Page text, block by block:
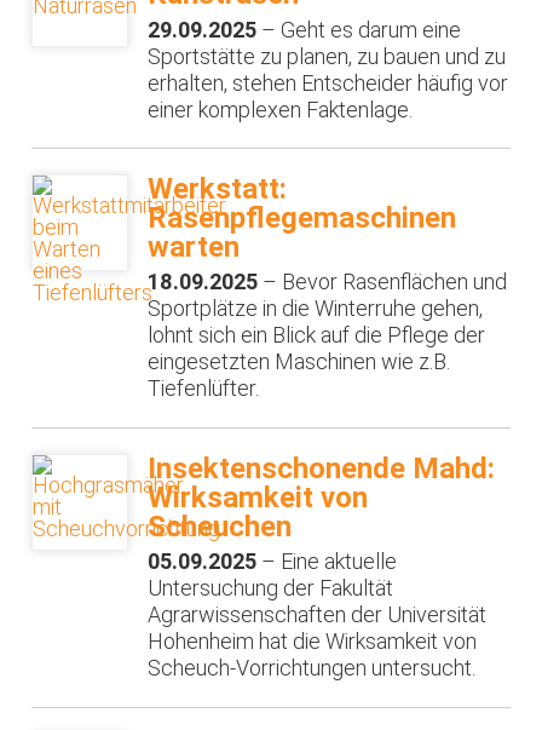
29.09.2025 – Geht es darum eine
Sportstätte zu planen, zu bauen und zu
erhalten, stehen Entscheider häufig vor
einer komplexen Faktenlage.
Werkstatt:
Rasenpflegemaschinen
warten
18.09.2025 – Bevor Rasenflächen und
Sportplätze in die Winterruhe gehen,
lohnt sich ein Blick auf die Pflege der
eingesetzten Maschinen wie z.B.
Tiefenlüfter.
Insektenschonende Mahd:
Wirksamkeit von
Scheuchen
05.09.2025 – Eine aktuelle
Untersuchung der Fakultät
Agrarwissenschaften der Universität
Hohenheim hat die Wirksamkeit von
Scheuch-Vorrichtungen untersucht.